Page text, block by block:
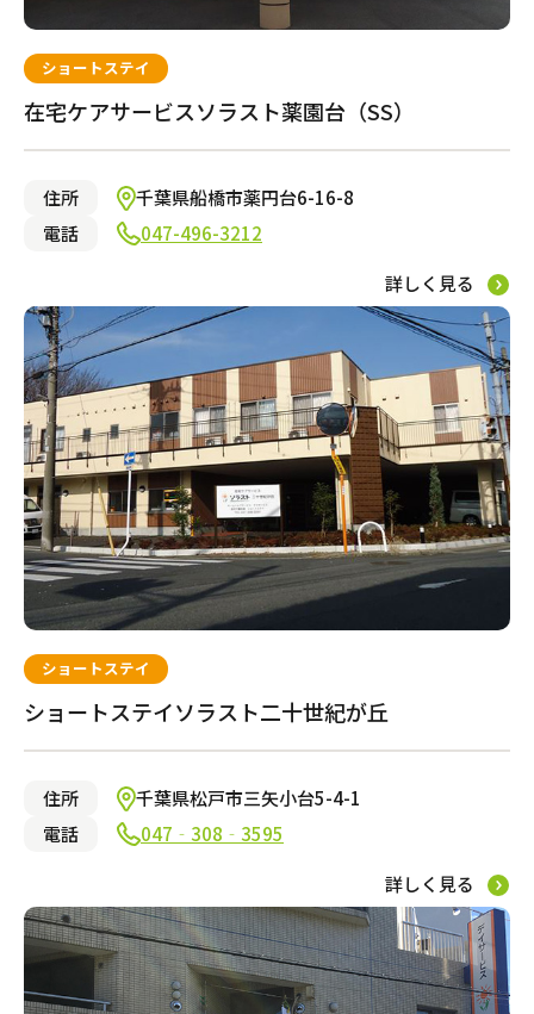
ショートステイ
在宅ケアサービスソラスト薬園台（SS）
住所
千葉県船橋市薬円台6-16-8
電話
047-496-3212
詳しく見る
ショートステイ
ショートステイソラスト二十世紀が丘
住所
千葉県松戸市三矢小台5-4-1
電話
047‐308‐3595
詳しく見る